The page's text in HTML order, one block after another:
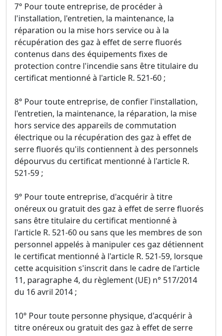
7° Pour toute entreprise, de procéder à
l'installation, l'entretien, la maintenance, la
réparation ou la mise hors service ou à la
récupération des gaz à effet de serre fluorés
contenus dans des équipements fixes de
protection contre l'incendie sans être titulaire du
certificat mentionné à l'article R. 521-60 ;
8° Pour toute entreprise, de confier l'installation,
l'entretien, la maintenance, la réparation, la mise
hors service des appareils de commutation
électrique ou la récupération des gaz à effet de
serre fluorés qu'ils contiennent à des personnels
dépourvus du certificat mentionné à l'article R.
521-59 ;
9° Pour toute entreprise, d'acquérir à titre
onéreux ou gratuit des gaz à effet de serre fluorés
sans être titulaire du certificat mentionné à
l'article R. 521-60 ou sans que les membres de son
personnel appelés à manipuler ces gaz détiennent
le certificat mentionné à l'article R. 521-59, lorsque
cette acquisition s'inscrit dans le cadre de l'article
11, paragraphe 4, du règlement (UE) n° 517/2014
du 16 avril 2014 ;
10° Pour toute personne physique, d'acquérir à
titre onéreux ou gratuit des gaz à effet de serre